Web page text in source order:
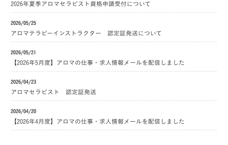
2026年夏季アロマセラピスト資格申請受付について
2026/05/25
アロマテラピーインストラクター 認定証発送について
2026/05/21
【2026年5月度】アロマの仕事・求人情報メールを配信しました
2026/04/23
アロマセラピスト 認定証発送
2026/04/20
【2026年4月度】アロマの仕事・求人情報メールを配信しました